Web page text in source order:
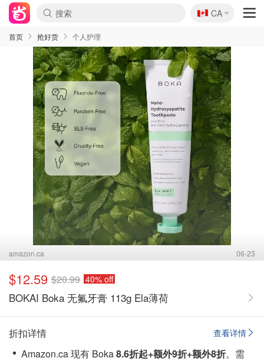
🇨🇦
CA
首页 抢好货 个人护理
amazon.ca 06-23
$12.59 $20.99 40% off
BOKAI Boka 无氟牙膏 113g Ela薄荷
查看详情
折扣详情
Amazon.ca 现有 Boka8.6折起+额外9折+额外8折。需